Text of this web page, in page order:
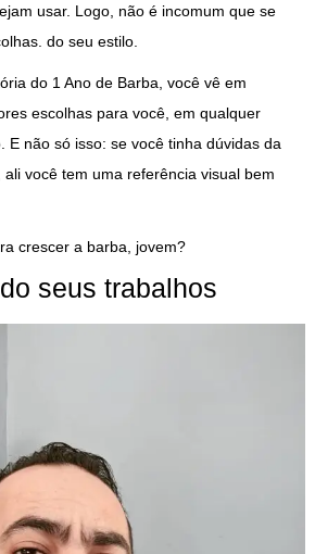
usar. Logo, não é incomum que se
do seu estilo.
do 1 Ano de Barba, você vê em
escolhas para você, em qualquer
E não só isso: se você tinha dúvidas da
você tem uma referência visual bem
crescer a barba, jovem?
seus trabalhos